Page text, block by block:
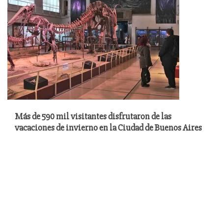
Más de 590 mil visitantes disfrutaron de las
vacaciones de invierno en la Ciudad de Buenos Aires